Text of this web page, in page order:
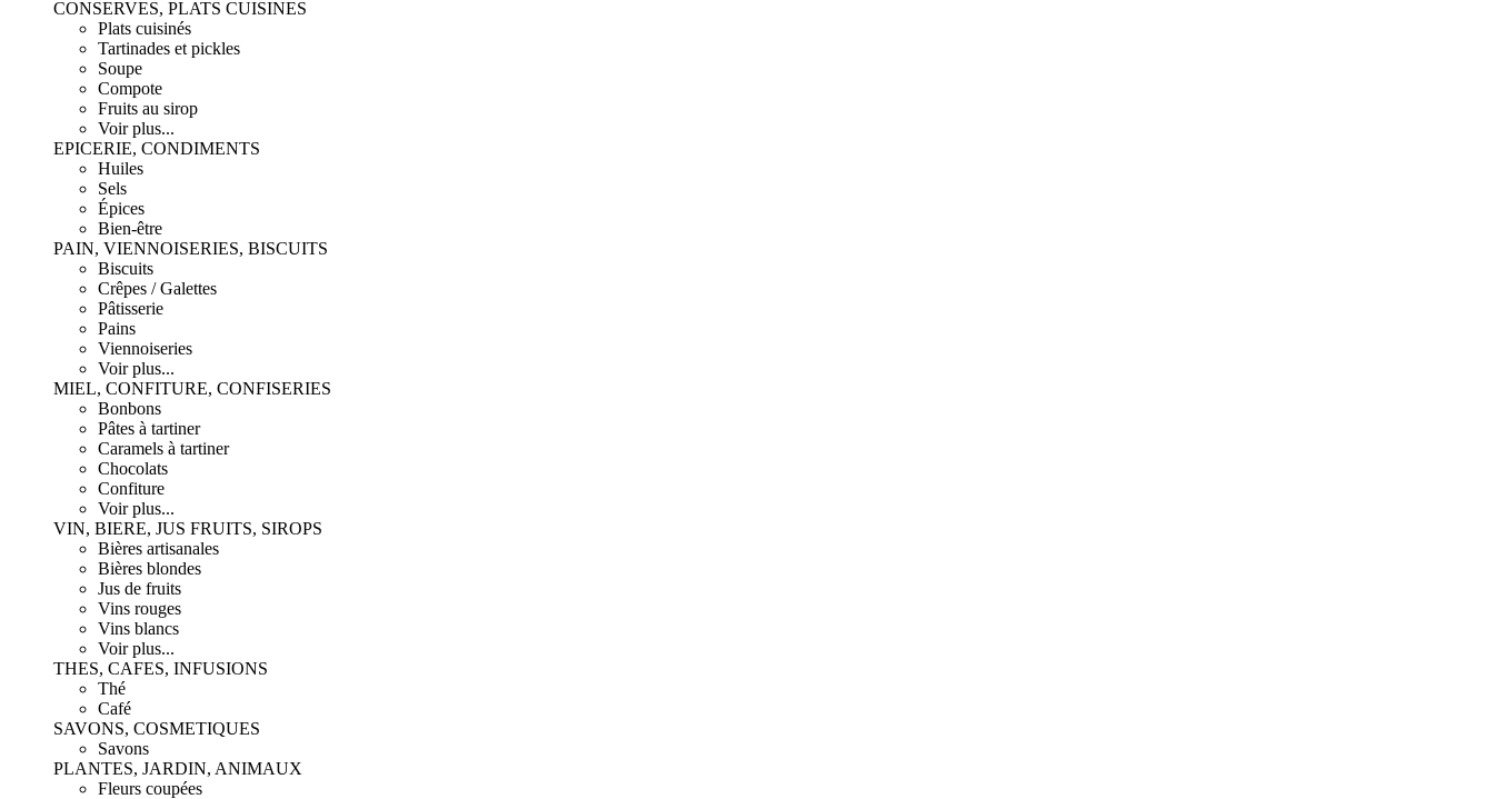
CONSERVES, PLATS CUISINES
Plats cuisinés
Tartinades et pickles
Soupe
Compote
Fruits au sirop
Voir plus...
EPICERIE, CONDIMENTS
Huiles
Sels
Épices
Bien-être
PAIN, VIENNOISERIES, BISCUITS
Biscuits
Crêpes / Galettes
Pâtisserie
Pains
Viennoiseries
Voir plus...
MIEL, CONFITURE, CONFISERIES
Bonbons
Pâtes à tartiner
Caramels à tartiner
Chocolats
Confiture
Voir plus...
VIN, BIERE, JUS FRUITS, SIROPS
Bières artisanales
Bières blondes
Jus de fruits
Vins rouges
Vins blancs
Voir plus...
THES, CAFES, INFUSIONS
Thé
Café
SAVONS, COSMETIQUES
Savons
PLANTES, JARDIN, ANIMAUX
Fleurs coupées